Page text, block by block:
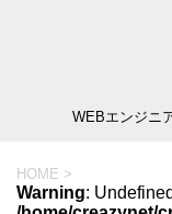
WEBエンジニ
HOME >
Warning: